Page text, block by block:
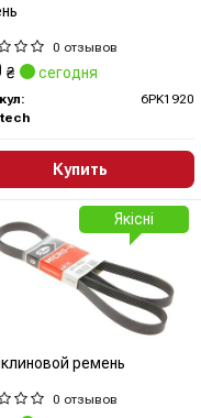
0 отзывов
₴ сегодня
6PK1920
Купить
ремень
0 отзывов
Якісні